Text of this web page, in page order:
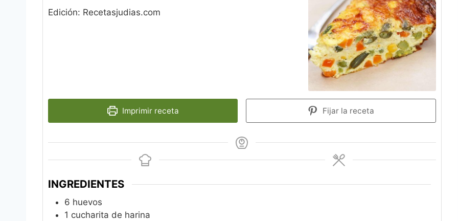
Edición: Recetasjudias.com
Imprimir receta Fijar la receta
INGREDIENTES
6 huevos
1 cucharita de harina